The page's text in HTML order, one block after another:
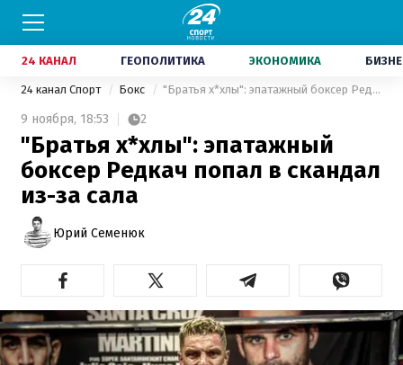
24 КАНАЛ ГЕОПОЛИТИКА ЭКОНОМИКА
24 канал Спорт Бокс "Братья х*хлы": эпатажный боксер Редкач попал в скандал из-за сала
9 ноября, 18:53 2
"Братья х*хлы": эпатажный
боксер Редкач попал в скандал
из-за сала
Юрий Семенюк